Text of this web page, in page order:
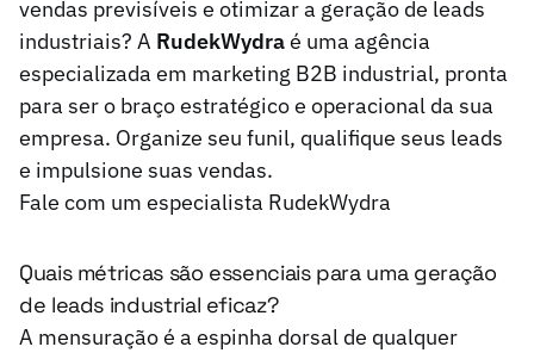
vendas previsíveis e otimizar a geração de leads
industriais? A RudekWydraé uma agência
especializada em marketing B2B industrial, pronta
para ser o braço estratégico e operacional da sua
empresa. Organize seu funil, qualifique seus leads
e impulsione suas vendas.
Fale com um especialista RudekWydra
Quais métricas são essenciais para uma geração
de leads industrial eficaz?
A mensuração é a espinha dorsal de qualquer